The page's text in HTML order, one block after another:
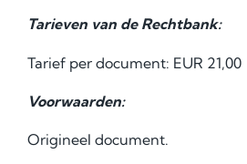
Tarieven van de Rechtbank:
Tarief per document: EUR 21,00
Voorwaarden:
Origineel document.